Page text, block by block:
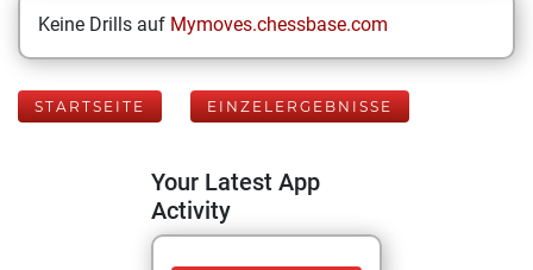
Keine Drills auf Mymoves.chessbase.com
STARTSEITE EINZELERGEBNISSE
Your Latest App
Activity